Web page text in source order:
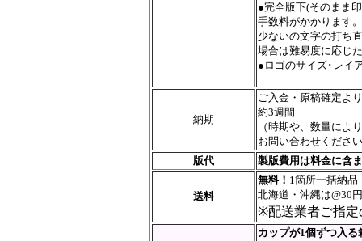
●完全版下(そのまま
手数料がかかります。
少ないの文字の打ち
場合は難易度に応じ
●ロゴのサイズ･レイ
納期
ご入金・原稿確定より
約3週間
（時期や、数量によ
お問い合わせくださ
版代
製版費用は料金に含
送料
無料！ 1箇所一括納品
北海道・沖縄は@30
※配送業者ご指定
カップが1個ずつ入る